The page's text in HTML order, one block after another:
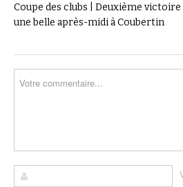
Coupe des clubs | Deuxième
une belle après-midi à Coubertin